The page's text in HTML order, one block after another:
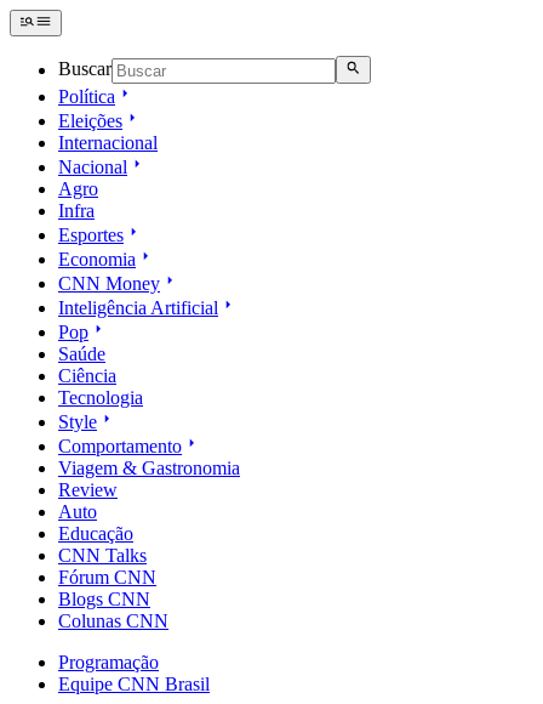
Buscar
Política
Eleições
Internacional
Nacional
Agro
Infra
Esportes
Economia
CNN Money
Inteligência Artificial
Pop
Saúde
Ciência
Tecnologia
Style
Comportamento
Viagem & Gastronomia
Review
Auto
Educação
CNN Talks
Fórum CNN
Blogs CNN
Colunas CNN
Programação
Equipe CNN Brasil